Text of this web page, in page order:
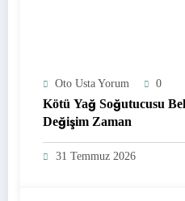
Oto Usta Yorum 0
Kötü Yağ Soğutucusu
Değişim Zaman
31 Temmuz 2026